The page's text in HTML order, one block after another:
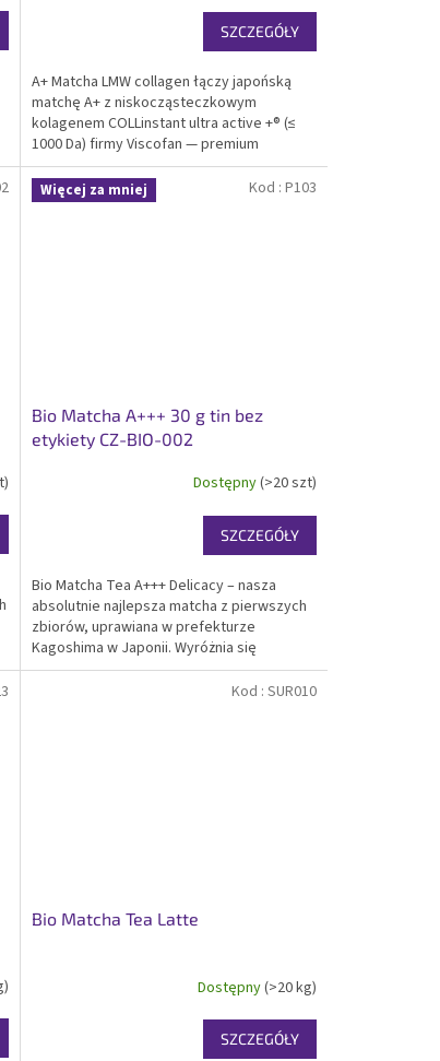
SZCZEGÓŁY
A+ Matcha LMW collagen łączy japońską
matchę A+ z niskocząsteczkowym
kolagenem COLLinstant ultra active +® (≤
1000 Da) firmy Viscofan — premium
funkcjonalny surowiec dostarczany na
matchab2b.com jako mieszanka 5 kg.
Pozycja magazynowa o stałym...
Więcej za mniej
Bio Matcha A+++ 30 g tin bez
etykiety CZ-BIO-002
Dostępny(>20 szt)
SZCZEGÓŁY
Bio Matcha Tea A+++ Delicacy – nasza
absolutnie najlepsza matcha z pierwszych
zbiorów, uprawiana w prefekturze
Kagoshima w Japonii. Wyróżnia się
delikatnym słodkim smakiem najwyższej
jakości, maksymalną zawartością
Kod : P103
Bio Matcha Tea Latte
Dostępny(>20 kg)
SZCZEGÓŁY
Kod : SUR010